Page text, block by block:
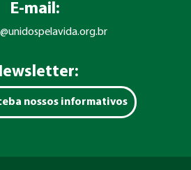
E-mail:
nossos informativos